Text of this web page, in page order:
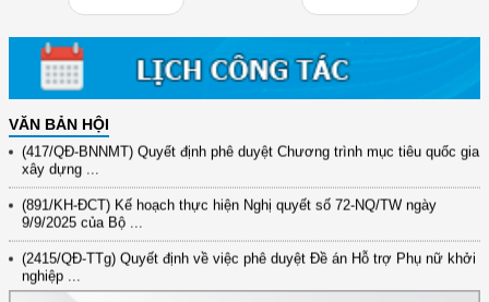
VĂN BẢN HỘI
đổi mới ...
(898/KH/ĐCT) Kế hoạch thực hiện Quyết định số 2415/QĐ-TTg ngày
31/10/2025 ...
(417/QĐ-BNNMT) Quyết định phê duyệt Chương trình mục tiêu quốc gia
xây dựng ...
(891/KH-ĐCT) Kế hoạch thực hiện Nghị quyết số 72-NQ/TW ngày
9/9/2025 của Bộ ...
(2415/QĐ-TTg) Quyết định về việc phê duyệt Đề án Hỗ trợ Phụ nữ khởi
nghiệp ...